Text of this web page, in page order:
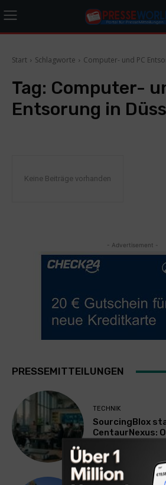
Start Schlagworte Computer- und PC
Tag: Computer-
Entsorung in
Keine Beiträge vorhanden
- Advertisement -
PRESSEMITTEILUNGEN
TECHNIK
SourcingBlox
CentaurNexus:
Plattform für